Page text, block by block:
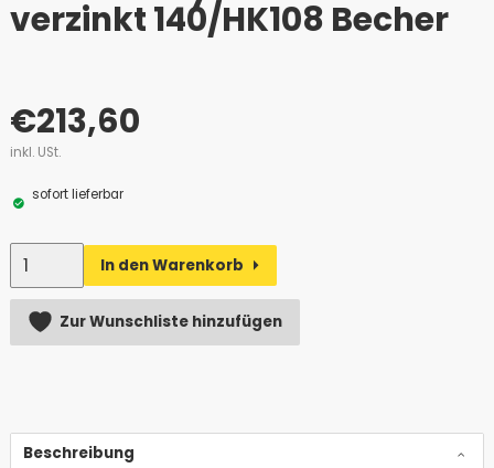
verzinkt 140/HK108 Becher
€213,60
inkl. USt.
sofort lieferbar
Anzahl
In den Warenkorb
Alternative:
Zur Wunschliste hinzufügen
Beschreibung